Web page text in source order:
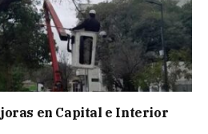
en Capital e Interior